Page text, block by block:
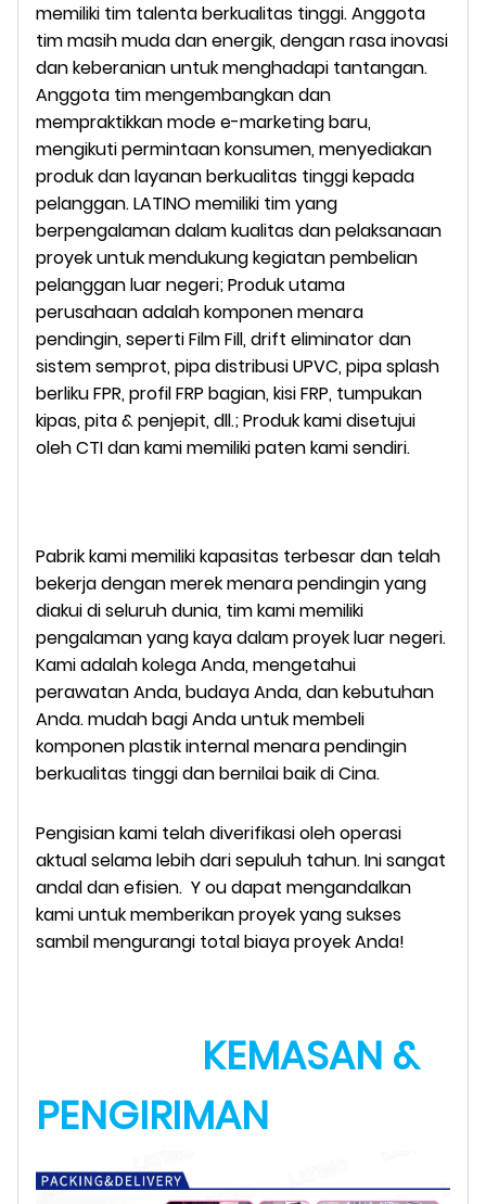
memiliki tim talenta berkualitas tinggi. Anggota
tim masih muda dan energik, dengan rasa inovasi
dan keberanian untuk menghadapi tantangan.
Anggota tim mengembangkan dan
mempraktikkan mode e-marketing baru,
mengikuti permintaan konsumen, menyediakan
produk dan layanan berkualitas tinggi kepada
pelanggan.LATINO memiliki tim yang
berpengalaman dalam kualitas dan pelaksanaan
proyek untuk mendukung kegiatan pembelian
pelanggan luar negeri; Produk utama
perusahaan adalah komponen menara
pendingin, seperti Film Fill, drift eliminator dan
sistem semprot, pipa distribusi UPVC, pipa splash
berliku FPR, profil FRP bagian, kisi FRP, tumpukan
kipas, pita & penjepit, dll.;Produk kami disetujui
oleh CTI dan kami memiliki paten kami sendiri.
Pabrik kami memiliki kapasitas terbesar dan telah
bekerja dengan merek menara pendingin yang
diakui di seluruh dunia, tim kami memiliki
pengalaman yang kaya dalam proyek luar negeri.
Kami adalah kolega Anda, mengetahui
perawatan Anda, budaya Anda, dan kebutuhan
Anda. mudah bagi Anda untuk membeli
komponen plastik internal menara pendingin
berkualitas tinggi dan bernilai baik di Cina.
Pengisian kami telah diverifikasi oleh operasi
aktual selama lebih dari sepuluh tahun. Ini sangat
andal dan efisien. You dapat mengandalkan
kami untuk memberikan proyek yang sukses
sambil mengurangi total biaya proyek Anda!
KEMASAN &
PENGIRIMAN